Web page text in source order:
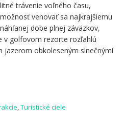
trávenie voľného času,
venovať sa najkrajšiemu
dobe plnej záväzkov,
v golfovom rezorte rozľahlú
jazerom obkoleseným slnečnými
,Turistické ciele